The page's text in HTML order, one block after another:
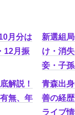
月分は
12月振
新選組
け・消
妾・子
解説！
無、年
青森出
善の経
ライブ